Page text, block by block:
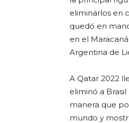
eliminarlos en
quedó en
en el
Argentina de
A Qatar 2022
eliminó a
manera que
mundo y